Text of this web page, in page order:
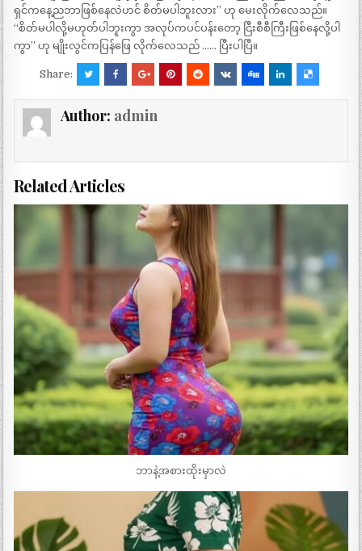
ရှင်ကနေ့ညဘာဖြစ်နေလဲဟင် စိတ်မပါဘူးလား” ဟု မေးလိုက်လေသည်။
“စိတ်မပါလို့မဟုတ်ပါဘူးကွာ အလုပ်ကပင်ပန်းတော့ ငြီးစီစီကြီးဖြစ်နေလို့ပါ
ကွာ” ဟု မျိုးလွင်ကပြန်ဖြေ လိုက်လေသည် …… ပြီးပါပြီ။
Share:
Author: admin
Related Articles
ဘာနဲ့အစားထိုးမှာလဲ